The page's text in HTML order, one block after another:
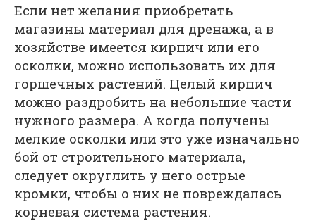
Если нет желания приобретать
магазины материал для дренажа, а в
хозяйстве имеется кирпич или его
осколки, можно использовать их для
горшечных растений. Целый кирпич
можно раздробить на небольшие части
нужного размера. А когда получены
мелкие осколки или это уже изначально
бой от строительного материала,
следует округлить у него острые
кромки, чтобы о них не повреждалась
корневая система растения.